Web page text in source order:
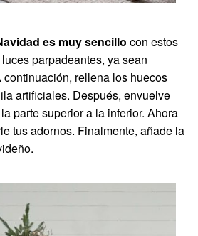
es muy sencillo con estos
parpadeantes, ya sean
rellena los huecos
artificiales. Después, envuelve
parte superior a la inferior. Ahora
tus adornos. Finalmente, añade la